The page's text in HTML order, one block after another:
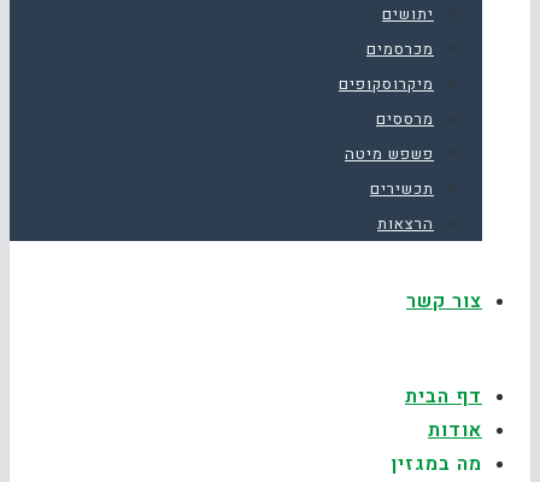
יתושים
מכרסמים
מיקרוסקופים
מרססים
פשפש מיטה
תכשירים
הרצאות
צור קשר
דף הבית
אודות
מה במגזין